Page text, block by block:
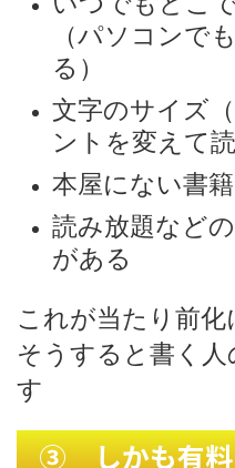
（パソコンで
る）
文字のサイズ
ントを変えて
本屋にない書
読み放題など
がある
これが当たり前化
そうすると書く
す
③ しかも有料